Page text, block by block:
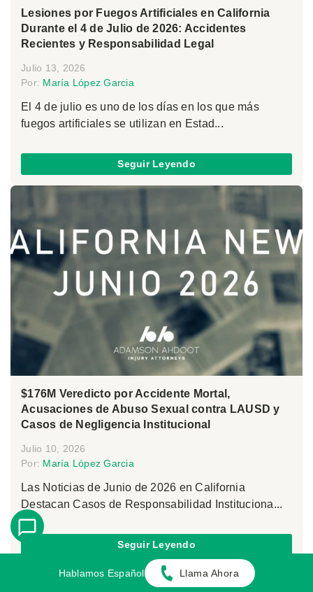
Lesiones por Fuegos Artificiales en California
Durante el 4 de Julio de 2026: Accidentes
Recientes y Responsabilidad Legal
Julio 13, 2026
Por: María López Garcia
El 4 de julio es uno de los días en los que más
fuegos artificiales se utilizan en Estad...
Seguir Leyendo
$176M Veredicto por Accidente Mortal,
Acusaciones de Abuso Sexual contra LAUSD y
Casos de Negligencia Institucional
Julio 10, 2026
Por: María López Garcia
Las Noticias de Junio de 2026 en California
Destacan Casos de Responsabilidad Instituciona...
Seguir Leyendo
Hablamos Español Llama Ahora